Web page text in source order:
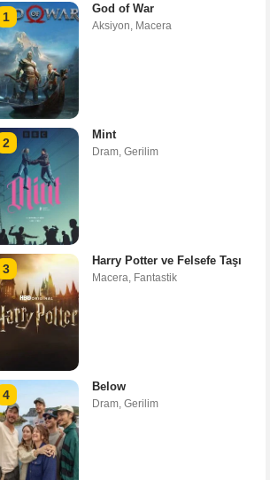
1
God of War
Aksiyon Macera
2
Mint
Dram Gerilim
3
Harry Potter ve Felsefe Taşı
Macera Fantastik
4
Below
Dram Gerilim